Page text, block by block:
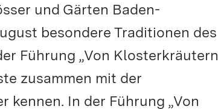
und Gärten Baden-
besondere Traditionen des
Führung „Von Klosterkräutern
zusammen mit der
kennen. In der Führung „Von